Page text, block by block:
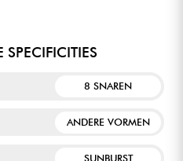
SPECIFICITIES
8 SNAREN
ANDERE VORMEN
SUNBURST